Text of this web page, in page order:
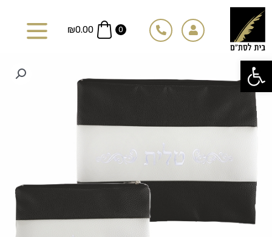
פתח סרגל נגישות
דילוג
לתוכן
0
₪0.00